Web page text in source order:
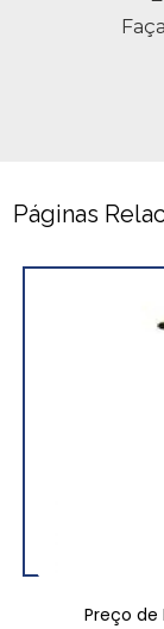
Páginas
Preço